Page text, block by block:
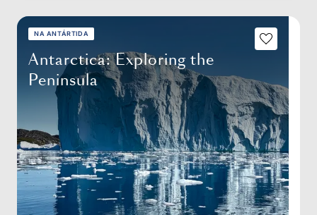
NA ANTÁRTIDA
Antarctica: Exploring the
Peninsula